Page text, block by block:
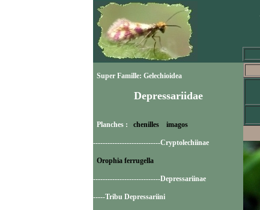
Super Famille: Gelechioidea
Depressariidae
Planches : chenilles imagos
----------------------------Cryptolechiinae
Orophia ferrugella
----------------------------Depressariinae
-----Tribu Depressariini